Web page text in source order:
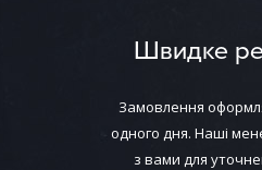
Швидке
Замовлення
одного дня. Наші
з вами для